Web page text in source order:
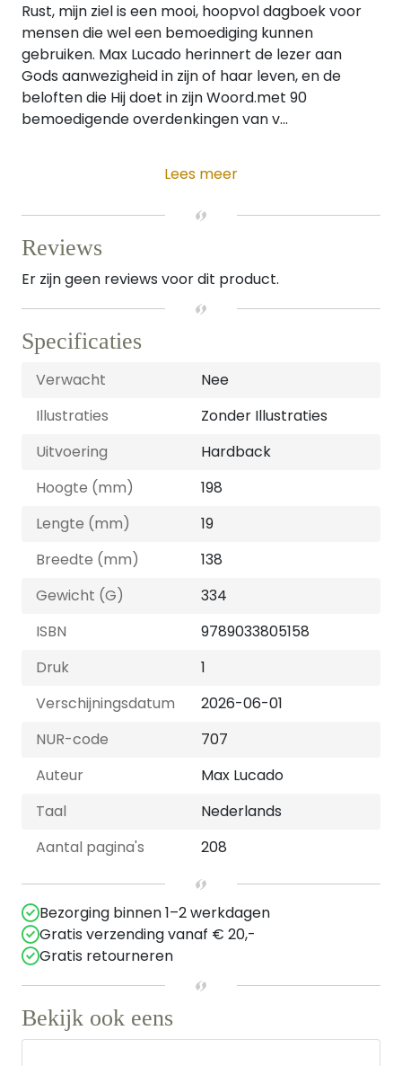
Rust, mijn ziel is een mooi, hoopvol dagboek voor
mensen die wel een bemoediging kunnen
gebruiken. Max Lucado herinnert de lezer aan
Gods aanwezigheid in zijn of haar leven, en de
beloften die Hij doet in zijn Woord.met 90
bemoedigende overdenkingen van v...
Lees meer
Reviews
Er zijn geen reviews voor dit product.
Specificaties
Verwacht
Nee
Illustraties
Zonder Illustraties
Uitvoering
Hardback
Hoogte (mm)
198
Lengte (mm)
19
Breedte (mm)
138
Gewicht (G)
334
ISBN
9789033805158
Druk
1
Verschijningsdatum
2026-06-01
NUR-code
707
Auteur
Max Lucado
Taal
Nederlands
Aantal pagina's
208
Bezorging binnen 1–2 werkdagen
Gratis verzending vanaf € 20,-
Gratis retourneren
Bekijk ook eens